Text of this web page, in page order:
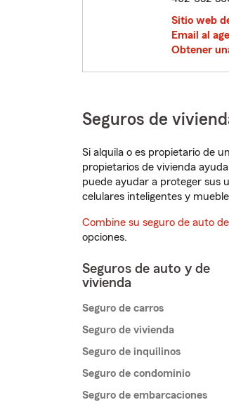
Sitio web
Email al
Obtener
Seguros de
Si alquila o es propietario de
propietarios de vivienda
puede ayudar a proteger sus
celulares inteligentes y
Combine su seguro de auto
opciones.
Seguros de auto y de
vivienda
Seguro de carros
Seguro de vivienda
Seguro de inquilinos
Seguro de condominio
Seguro de embarcaciones